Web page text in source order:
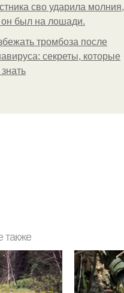
сво ударила молния,
он был на лошади.
тромбоза после
секреты, которые
также